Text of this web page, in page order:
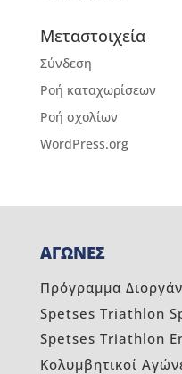
Μεταστοιχεία
Σύνδεση
Ροή καταχωρίσεων
Ροή σχολίων
WordPress.org
ΑΓΩΝΕΣ
Πρόγραμμα
Spetses Triathlon
Spetses Triathlon
Κολυμβητικοί